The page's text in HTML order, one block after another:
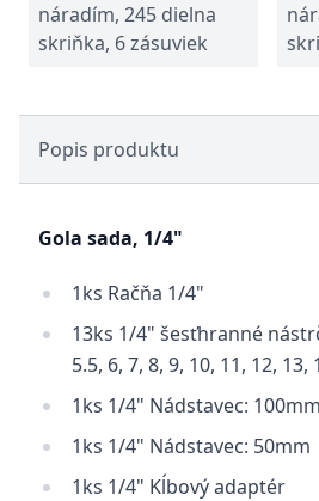
náradím, 245 dielna
skriňka, 6 zásuviek
Popis produktu
Gola sada, 1/4"
1ks Račňa 1/4"
13ks 1/4" šesťhranné
5.5, 6, 7, 8, 9, 10, 11, 12, 13,
1ks 1/4" Nádstavec: 100mm
1ks 1/4" Nádstavec: 50mm
1ks 1/4" Kĺbový adaptér